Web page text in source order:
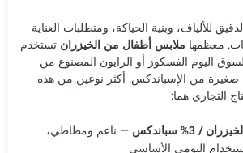
للألياف، وبنية الحياكة، ومتطلبات العناية
معظمها ملابس أطفال من الخيزران تستخدم
اليوم الفسكوز أو الرايون المصنوع من
صغيرة من الإسباندكس. أكثر نوعين من هذه
التجاري هما:
— ناعم ومطاطي،
اليومي الأساسي